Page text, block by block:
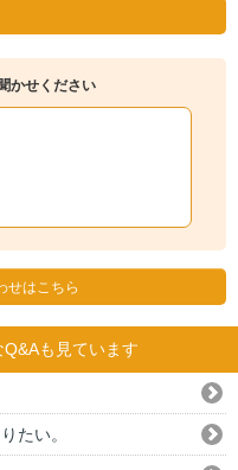
かせください
せはこちら
も見ています
たい。